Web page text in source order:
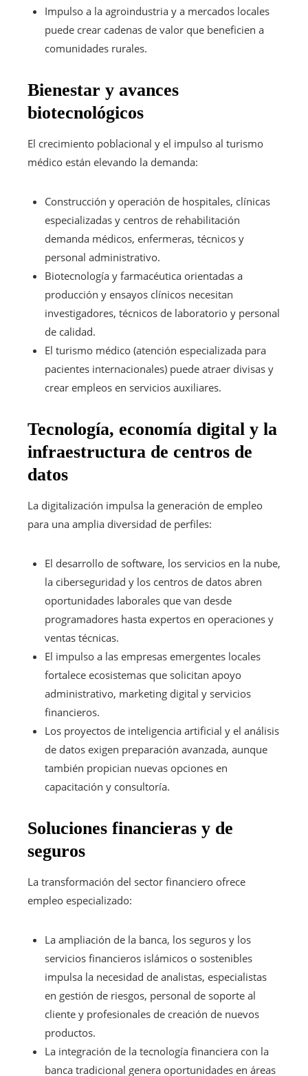
Impulso a la agroindustria y a mercados locales
puede crear cadenas de valor que beneficien a
comunidades rurales.
Bienestar y avances
biotecnológicos
El crecimiento poblacional y el impulso al turismo
médico están elevando la demanda:
Construcción y operación de hospitales, clínicas
especializadas y centros de rehabilitación
demanda médicos, enfermeras, técnicos y
personal administrativo.
Biotecnología y farmacéutica orientadas a
producción y ensayos clínicos necesitan
investigadores, técnicos de laboratorio y personal
de calidad.
El turismo médico (atención especializada para
pacientes internacionales) puede atraer divisas y
crear empleos en servicios auxiliares.
Tecnología, economía digital y la
infraestructura de centros de
datos
La digitalización impulsa la generación de empleo
para una amplia diversidad de perfiles:
El desarrollo de software, los servicios en la nube,
la ciberseguridad y los centros de datos abren
oportunidades laborales que van desde
programadores hasta expertos en operaciones y
ventas técnicas.
El impulso a las empresas emergentes locales
fortalece ecosistemas que solicitan apoyo
administrativo, marketing digital y servicios
financieros.
Los proyectos de inteligencia artificial y el análisis
de datos exigen preparación avanzada, aunque
también propician nuevas opciones en
capacitación y consultoría.
Soluciones financieras y de
seguros
La transformación del sector financiero ofrece
empleo especializado:
La ampliación de la banca, los seguros y los
servicios financieros islámicos o sostenibles
impulsa la necesidad de analistas, especialistas
en gestión de riesgos, personal de soporte al
cliente y profesionales de creación de nuevos
productos.
La integración de la tecnología financiera con la
banca tradicional genera oportunidades en áreas